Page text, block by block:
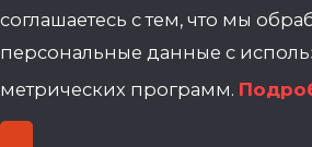
соглашаетесь с тем, что мы
персональные данные с
метрических программ.